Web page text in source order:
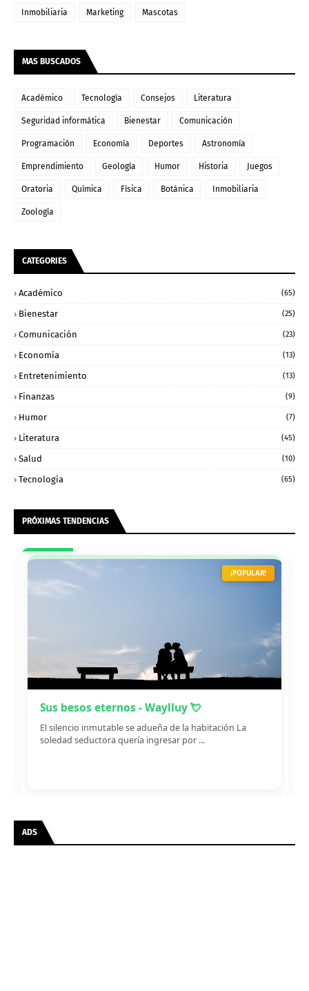
Inmobiliaria Marketing Mascotas
MAS BUSCADOS
Académico Tecnología Consejos Literatura
Seguridad informática Bienestar Comunicación
Programación Economía Deportes Astronomía
Emprendimiento Geología Humor Historia Juegos
Oratoria Química Física Botánica Inmobiliaria
Zoología
CATEGORIES
Académico (65)
Bienestar (25)
Comunicación (23)
Economía (13)
Entretenimiento (13)
Finanzas (9)
Humor (7)
Literatura (45)
Salud (10)
Tecnología (65)
PRÓXIMAS TENDENCIAS
¡POPULAR!
Sus besos eternos - Waylluy 💘
El silencio inmutable se adueña de la habitación La
soledad seductora quería ingresar por ...
ADS